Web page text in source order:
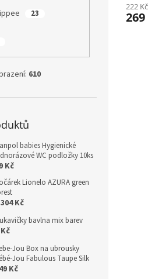
23
610
babies Hygienické
WC podložky 10ks
Kč
Lionelo AZURA green
Kč
bavlna mix barev
Jou Box na ubrousky
Jou Fabulous Taupe Silk
Kč
222
269